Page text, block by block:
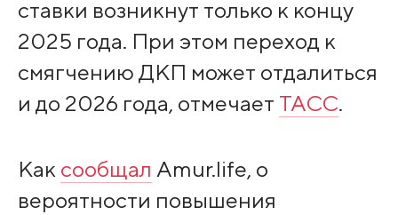
ставки возникнут только к концу
2025 года. При этом переход к
смягчению ДКП может отдалиться
и до 2026 года, отмечает ТАСС.
Как сообщал Amur.life, о
вероятности повышения